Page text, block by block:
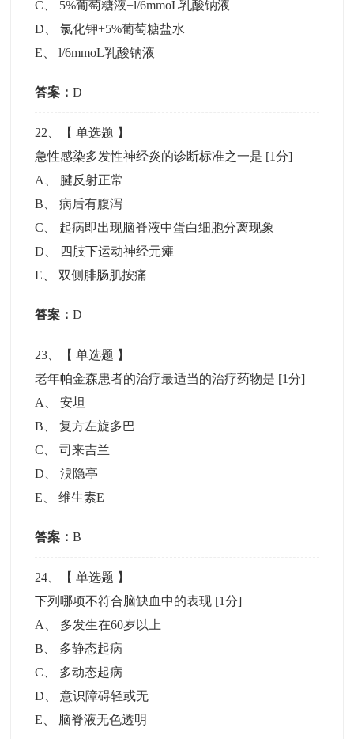
C
5%葡萄糖液+l/6mmoL乳酸钠液
D 、氯化钾+5%葡萄糖盐水
E 、l/6mmoL乳酸钠液
答案：D
22 、【单选题 】
急性感染多发性神经炎的诊断标准之一是 [1分]
A
腱反射正常
B 、病后有腹泻
C
起病即出现脑脊液中蛋白细胞分离现象
D
四肢下运动神经元瘫
E 、双侧腓肠肌按痛
答案：D
23 、【单选题 】
老年帕金森患者的治疗最适当的治疗药物是 [1分]
A
、安坦
B 、复方左旋多巴
C 、司来吉兰
D 、溴隐亭
E 、维生素E
答案：B
24 、【单选题 】
下列哪项不符合脑缺血中的表现 [1分]
A
多发生在60岁以上
B
多静态起病
C
多动态起病
D 、意识障碍轻或无
E
脑脊液无色透明